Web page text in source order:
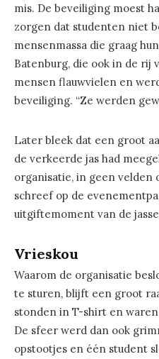
mis. De beveiliging moest
zorgen dat studenten niet
mensenmassa die graag
Batenburg, die ook in de rij
mensen flauwvielen en
beveiliging. “Ze werden
Later bleek dat een groot
de verkeerde jas had
organisatie, in geen velden
schreef op de
uitgiftemoment van de
Vrieskou
Waarom de organisatie
te sturen, blijft een groot
stonden in T-shirt en
De sfeer werd dan ook
opstootjes en één student